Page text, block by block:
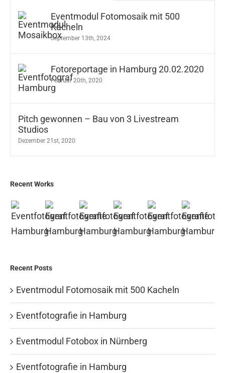
Eventmodul Fotomosaik mit 500
Kacheln
September 13th, 2024
Fotoreportage in Hamburg 20.02.2020
Februar 20th, 2020
Pitch gewonnen – Bau von 3 Livestream
Studios
Dezember 21st, 2020
Recent Works
Recent Posts
Eventmodul Fotomosaik mit 500 Kacheln
Eventfotografie in Hamburg
Eventmodul Fotobox in Nürnberg
Eventfotografie in Hamburg